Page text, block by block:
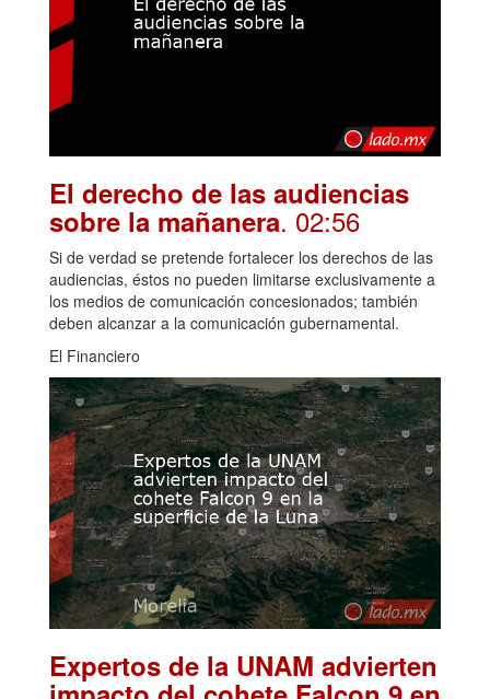
El derecho de las audiencias
sobre la mañanera. 02:56
Si de verdad se pretende fortalecer los derechos de las
audiencias, éstos no pueden limitarse exclusivamente a
los medios de comunicación concesionados; también
deben alcanzar a la comunicación gubernamental.
El Financiero
Expertos de la UNAM advierten